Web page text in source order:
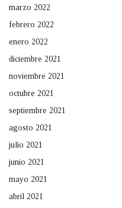
marzo 2022
febrero 2022
enero 2022
diciembre 2021
noviembre 2021
octubre 2021
septiembre 2021
agosto 2021
julio 2021
junio 2021
mayo 2021
abril 2021